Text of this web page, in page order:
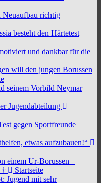
Neuaufbau richtig
besteht den Härtetest
und dankbar für die
will den jungen Borussen
seinem Vorbild Neymar
Jugendabteilung
gegen Sportfreunde
etwas aufzubauen!“
einem Ur-Borussen –
†
Startseite
Jugend mit sehr